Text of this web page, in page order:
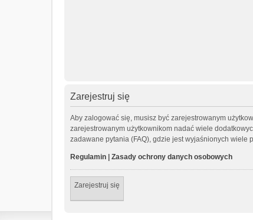
Zarejestruj się
Aby zalogować się, musisz być zarejestrowanym
zarejestrowanym użytkownikom nadać wiele
zadawane pytania (FAQ), gdzie jest wyjaśnionych wiele
Regulamin | Zasady ochrony danych osobowych
Zarejestruj się